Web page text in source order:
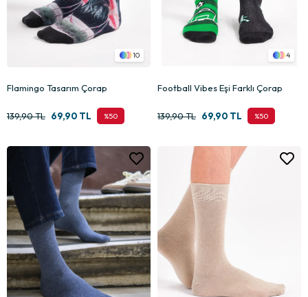
10
Flamingo Tasarım Çorap
%50
69,90 TL
139,90 TL
4
Football Vibes Eşi Farklı Çorap
%50
69,90 TL
139,90 TL